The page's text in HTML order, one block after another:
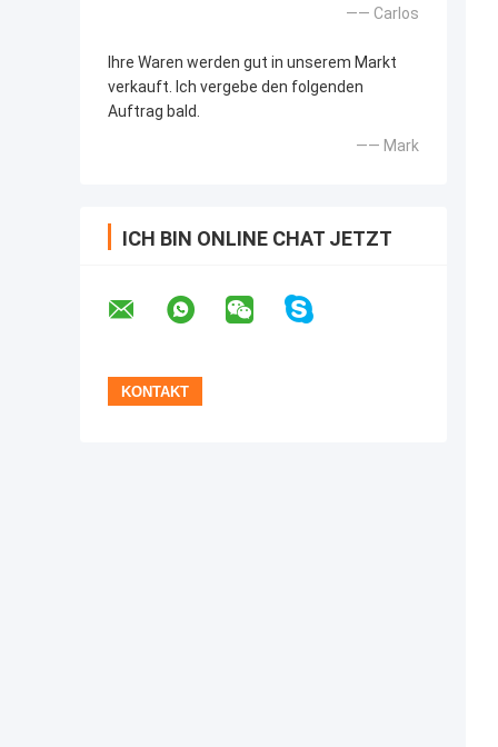
—— Carlos
Ihre Waren werden gut in unserem Markt
verkauft. Ich vergebe den folgenden
Auftrag bald.
—— Mark
ICH BIN ONLINE CHAT JETZT